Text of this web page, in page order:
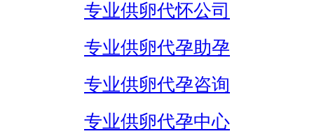
专业供卵代怀公司
专业供卵代孕助孕
专业供卵代孕咨询
专业供卵代孕中心